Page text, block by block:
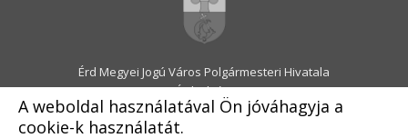
A weboldal használatával Ön jóváhagyja a
cookie-k használatát.
Érd Megyei Jogú Város Polgármesteri Hivatala
2030 Érd, Alsó utca 1.
Levélcím: 2031 Érd, Pf.: 31
E-mail:onkormanyzat@erd.hu